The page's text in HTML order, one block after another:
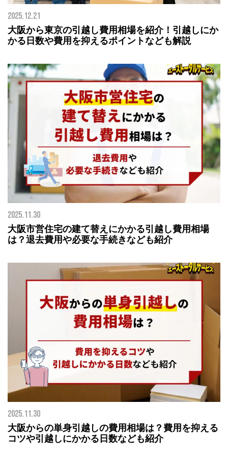
2025.12.21
大阪から東京の引越し費用相場を紹介！引越しにか
かる日数や費用を抑えるポイントなども解説
2025.11.30
大阪市営住宅の建て替えにかかる引越し費用相場
は？退去費用や必要な手続きなども紹介
2025.11.30
大阪からの単身引越しの費用相場は？費用を抑える
コツや引越しにかかる日数なども紹介